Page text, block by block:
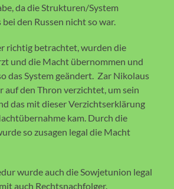
da die Strukturen/System
den Russen nicht so war.
richtig betrachtet, wurden die
und die Macht übernommen und
das System geändert. Zar Nikolaus
auf den Thron verzichtet, um sein
das mit dieser Verzichtserklärung
kam. Durch die
so zusagen legal die Macht
wurde auch die Sowjetunion legal
auch Rechtsnachfolger.